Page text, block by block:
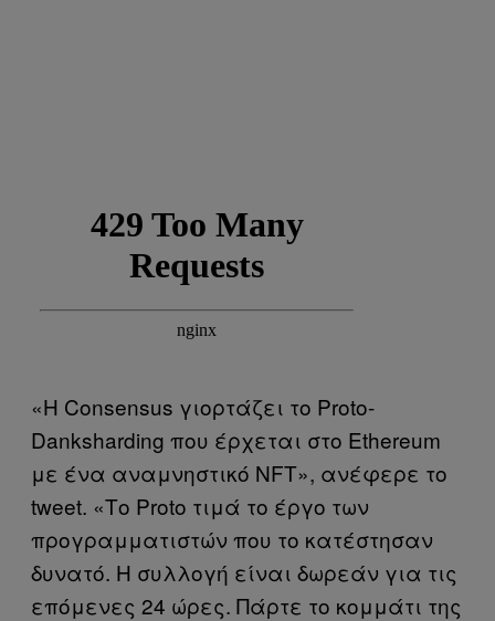
«Η Consensus γιορτάζει το Proto-
Danksharding που έρχεται στο Ethereum
με ένα αναμνηστικό NFT», ανέφερε το
tweet. «Το Proto τιμά το έργο των
προγραμματιστών που το κατέστησαν
δυνατό. Η συλλογή είναι δωρεάν για τις
επόμενες 24 ώρες. Πάρτε το κομμάτι της